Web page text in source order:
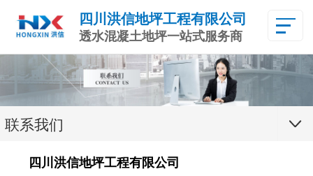
四川洪信地坪工程有限公司
透水混凝土地坪一站式服务商
联系我们
四川洪信地坪工程有限公司